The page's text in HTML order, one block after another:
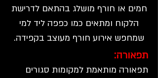
חמים או חורף מושלג בהתאם לדרישת
הלקוח ומתאים כמו כפפה ליד למי
שמחפש אירוע חורף מעוצב בקפידה.
תפאורה:
תפאורה מותאמת למקומות סגורים